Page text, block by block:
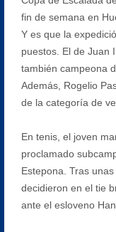
fin de semana en
Y es que la
puestos. El de Juan
también campeona
Además, Rogelio
de la categoría de
En tenis, el joven
proclamado
Estepona. Tras
decidieron en el tie
ante el esloveno